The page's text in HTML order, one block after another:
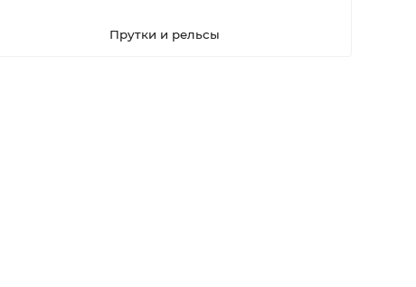
Прутки и рельсы